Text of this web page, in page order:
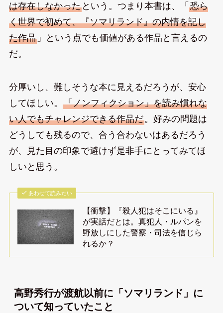
は存在しなかったという。つまり本書は、「 恐ら
く世界で初めて、『ソマリランド』の内情を記し
た作品」という点でも価値がある作品と言えるの
だ。
分厚いし、難しそうな本に見えるだろうが、安心
してほしい。 「ノンフィクション」を読み慣れな
い人でもチャレンジできる作品だ。好みの問題は
どうしても残るので、合う合わないはあるだろう
が、見た目の印象で避けず是非手にとってみてほ
しいと思う。
あわせて読みたい
【衝撃】『殺人犯はそこにいる』
が実話だとは。真犯人・ルパンを
野放しにした警察・司法を信じら
れるか？
高野秀行が渡航以前に「ソマリランド」に
ついて知っていたこと